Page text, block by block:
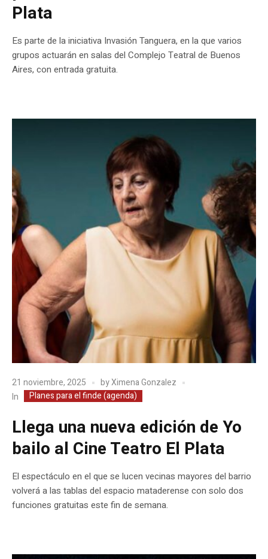
Plata
Es parte de la iniciativa Invasión Tanguera, en la que varios
grupos actuarán en salas del Complejo Teatral de Buenos
Aires, con entrada gratuita.
21 noviembre, 2025 byXimena Gonzalez
In
Planes para el finde (agenda)
Llega una nueva edición de Yo
bailo al Cine Teatro El Plata
El espectáculo en el que se lucen vecinas mayores del barrio
volverá a las tablas del espacio mataderense con solo dos
funciones gratuitas este fin de semana.